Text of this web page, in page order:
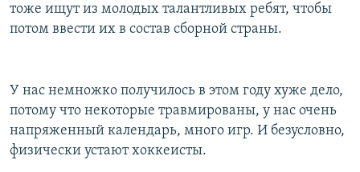
тоже ищут из молодых талантливых ребят, чтобы
потом ввести их в состав сборной страны.
У нас немножко получилось в этом году хуже дело,
потому что некоторые травмированы, у нас очень
напряженный календарь, много игр. И безусловно,
физически устают хоккеисты.